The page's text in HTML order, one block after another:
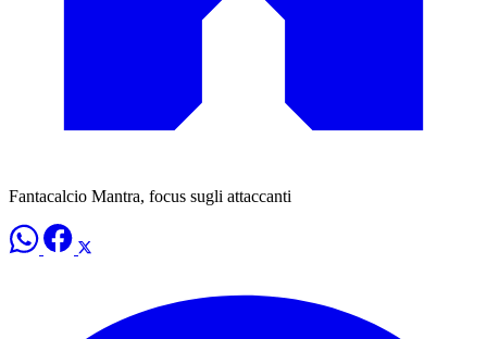
Fantacalcio Mantra, focus sugli attaccanti